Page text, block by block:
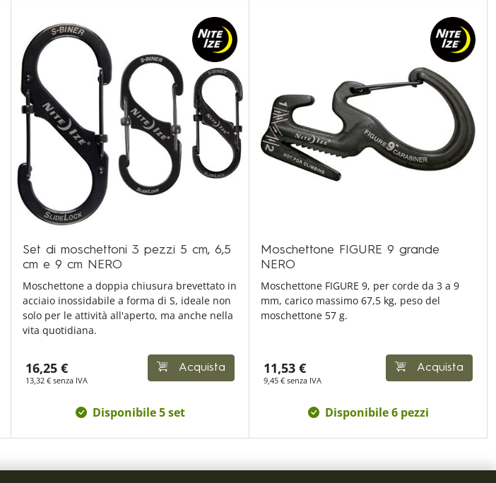
Set di moschettoni 3 pezzi 5 cm, 6,5
cm e 9 cm NERO
Moschettone a doppia chiusura brevettato in
acciaio inossidabile a forma di S, ideale non
solo per le attività all'aperto, ma anche nella
vita quotidiana.
16,25 €
13,32 € senza IVA
Acquista
Disponibile 5 set
Moschettone FIGURE 9 grande
NERO
Moschettone FIGURE 9, per corde da 3 a 9
mm, carico massimo 67,5 kg, peso del
moschettone 57 g.
11,53 €
9,45 € senza IVA
Acquista
Disponibile 6 pezzi